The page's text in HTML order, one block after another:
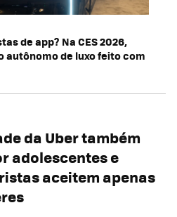
de app? Na CES 2026,
autônomo de luxo feito com
da Uber também
adolescentes e
aceitem apenas